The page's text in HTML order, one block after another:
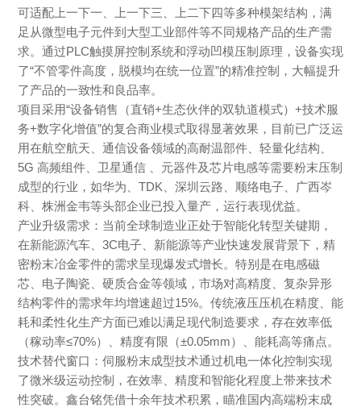
可适配上一下一、上一下三、上二下四等多种模架结构，满
足从微型电子元件到大型工业部件等不同规格产品的生产需
求。通过PLC触摸屏控制系统和浮动凹模压制原理，设备实现
了“不管零件高度，脱模均在统一位置”的精准控制，大幅提升
了产品的一致性和良品率。
项目采用“设备销售（直销+生态伙伴的双轨道模式）+技术服
务+数字化增值”的复合商业模式取得显著效果，目前已广泛运
用在航空航天、通信设备领域的高耐温部件、轻量化结构、
5G 高频组件、卫星通信 、元器件及芯片电感等需要粉末压制
成型的行业，如华为、TDK、深圳云路、顺络电子、广西岑
科、株洲金韦等头部企业已投入量产，运行表现优益。
产业升级需求：当前全球制造业正处于智能化转型关键期，
在新能源汽车、3C电子、新能源等产业快速发展背景下，精
密粉末冶金零件的需求呈现爆发式增长。特别是在电感磁
芯、电子陶瓷、硬质合金等领域，市场对高精度、复杂异形
结构零件的需求年均增速超过15%。传统液压压机在精度、能
耗和柔性化生产方面已难以满足现代制造要求，存在效率低
（稼动率≤70%）、精度有限（±0.05mm）、能耗高等痛点。
技术替代窗口：伺服粉末成型技术通过机电一体化控制实现
了微米级运动控制，在效率、精度和智能化程度上带来技术
性突破。鑫台铭凭借十余年技术积累，瞄准国内高端粉末成